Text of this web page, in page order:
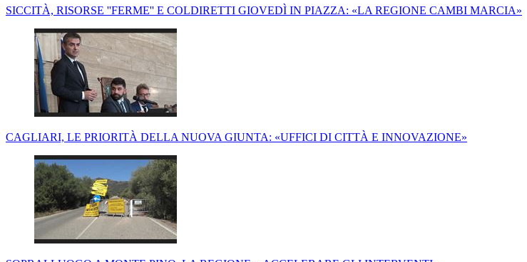
SICCITÀ, RISORSE ''FERME'' E COLDIRETTI GIOVEDÌ IN PIAZZA: «LA REGIONE CAMBI MARCIA»
CAGLIARI, LE PRIORITÀ DELLA NUOVA GIUNTA: «UFFICI DI CITTÀ E INNOVAZIONE»